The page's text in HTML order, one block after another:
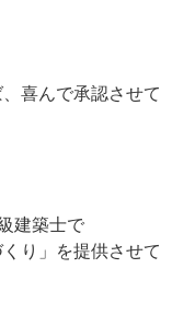
喜んで承認させて
建築士で
り」を提供させて